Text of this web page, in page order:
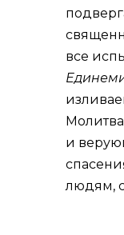
все
и
людям,